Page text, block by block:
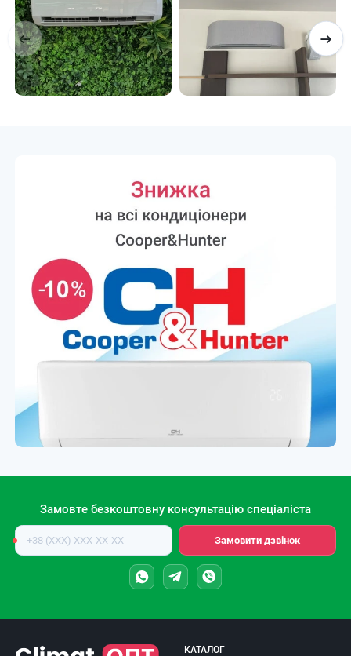
Замовте безкоштовну консультацію спеціаліста
Номер
телефону
Замовити дзвінок
КАТАЛОГ